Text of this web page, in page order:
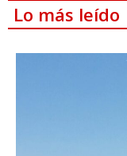
Lo más leído